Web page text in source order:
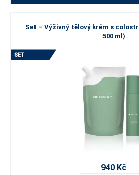
Set – Výživný tělový krém s
500 ml)
940 Kč